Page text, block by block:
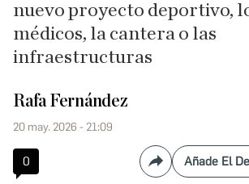
nuevo proyecto deportivo,
médicos, la cantera o las
infraestructuras
Rafa Fernández
20 may. 2026 - 21:09
0 Compartir
Añade El